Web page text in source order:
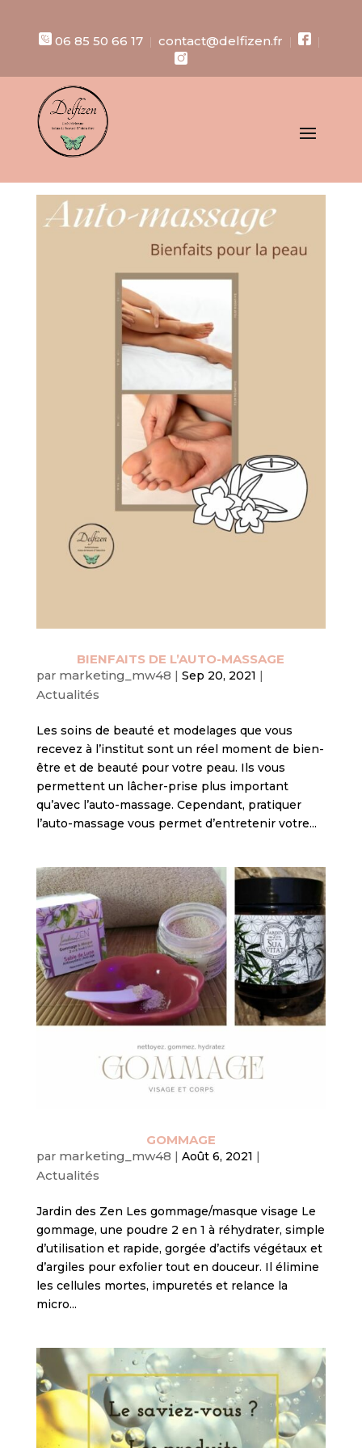
06 85 50 66 17| contact@delfizen.fr | |
BIENFAITS DE L’AUTO-MASSAGE
par marketing_mw48 | Sep 20, 2021 |
Actualités
Les soins de beauté et modelages que vous
recevez à l’institut sont un réel moment de bien-
être et de beauté pour votre peau. Ils vous
permettent un lâcher-prise plus important
qu’avec l’auto-massage. Cependant, pratiquer
l’auto-massage vous permet d’entretenir votre...
GOMMAGE
par marketing_mw48 Août 6, 2021
Actualités
Jardin des Zen Les gommage/masque visage Le
gommage, une poudre 2 en 1 à réhydrater, simple
d’utilisation et rapide, gorgée d’actifs végétaux et
d’argiles pour exfolier tout en douceur. Il élimine
les cellules mortes, impuretés et relance la
micro...